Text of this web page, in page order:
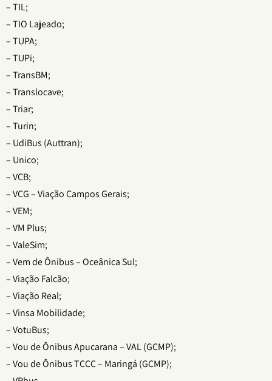
– TIL;
– TIO Lajeado;
– TUPA;
– TUPi;
– TransBM;
– Translocave;
– Triar;
– Turin;
– UdiBus (Auttran);
– Unico;
– VCB;
– VCG – Viação Campos Gerais;
– VEM;
– VM Plus;
– ValeSim;
– Vem de Ônibus – Oceânica Sul;
– Viação Falcão;
– Viação Real;
– Vinsa Mobilidade;
– VotuBus;
– Vou de Ônibus Apucarana – VAL (GCMP);
– Vou de Ônibus TCCC – Maringá (GCMP);